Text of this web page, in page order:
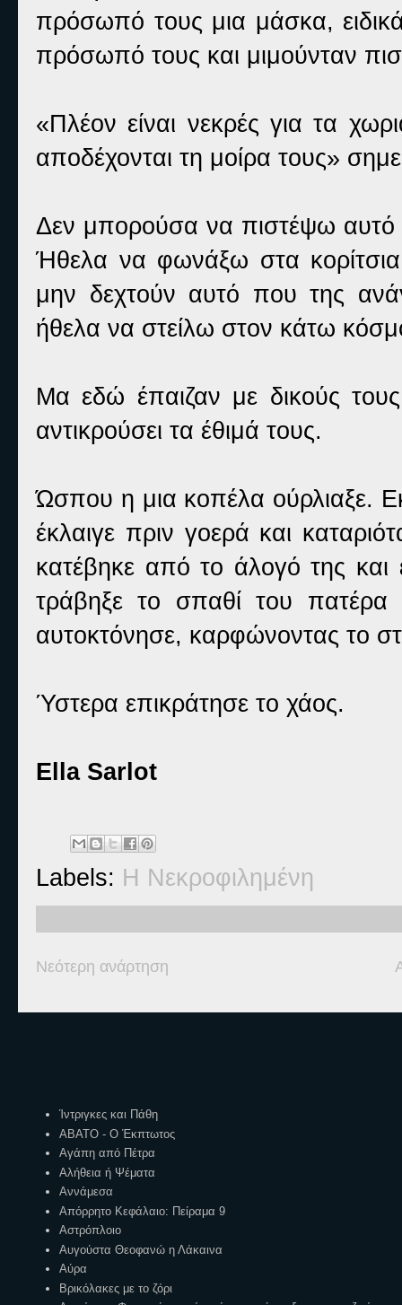
πρόσωπό τους μια μάσκα,
πρόσωπό τους και μιμούνταν
«Πλέον είναι νεκρές για τα
αποδέχονται τη μοίρα τους»
Δεν μπορούσα να πιστέψω αυτό
Ήθελα να φωνάξω στα
μην δεχτούν αυτό που της
ήθελα να στείλω στον κάτω
Μα εδώ έπαιζαν με δικούς
αντικρούσει τα έθιμά τους.
Ώσπου η μια κοπέλα ούρλιαξε.
έκλαιγε πριν γοερά και
κατέβηκε από το άλογό της
τράβηξε το σπαθί του
αυτοκτόνησε, καρφώνοντας το
Ύστερα επικράτησε το χάος.
Ella Sarlot
Labels: Η Νεκροφιλημένη
Νεότερη ανάρτηση
Ίντριγκες και Πάθη
ΑΒΑΤΟ - Ο Έκπτωτος
Αγάπη από Πέτρα
Αλήθεια ή Ψέματα
Αννάμεσα
Απόρρητο Κεφάλαιο: Πείραμα 9
Αστρόπλοιο
Αυγούστα Θεοφανώ η Λάκαινα
Αύρα
Βρικόλακες με το ζόρι